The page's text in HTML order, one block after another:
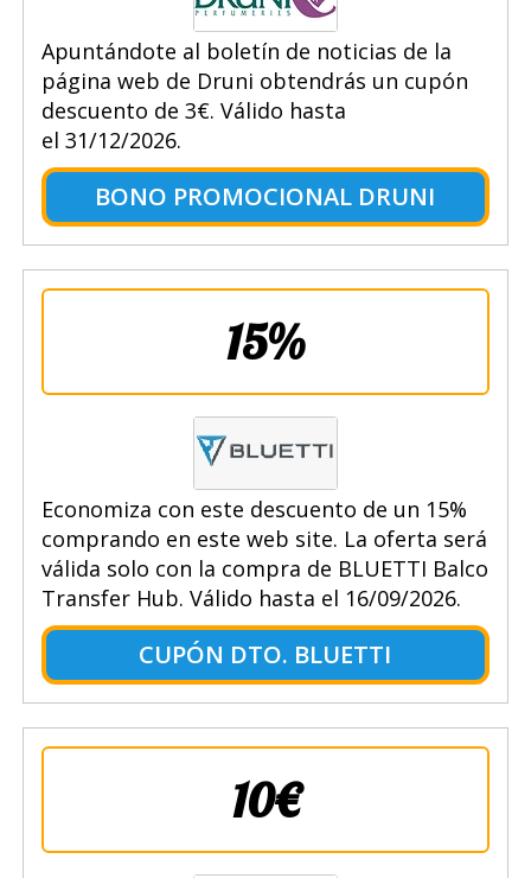
Apuntándote al boletín de noticias de la
página web de Druni obtendrás un cupón
descuento de 3€. Válido hasta
el 31/12/2026.
BONO PROMOCIONAL DRUNI
15%
Economiza con este descuento de un 15%
comprando en este web site. La oferta será
válida solo con la compra de BLUETTI Balco
Transfer Hub. Válido hasta el 16/09/2026.
CUPÓN DTO. BLUETTI
10€